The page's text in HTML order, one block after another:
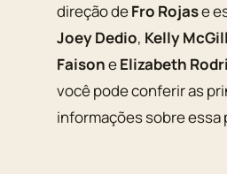
direção deFro Rojase
Joey Dedio, Kelly
FaisoneElizabeth
você pode conferir as
informações sobre essa